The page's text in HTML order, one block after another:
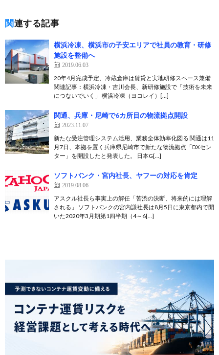
関連する記事
横浜冷凍、横浜市の子安エリアで社員の教育・研修
施設を整備へ
2019.06.03
20年4月完成予定、冷蔵倉庫は賃貸と実地研修スペース兼備
関連記事：横浜冷凍・吉川会長、新研修施設で「技術を未来
につないでいく」 横浜冷凍（ヨコレイ）[…]
関通、兵庫・尼崎で6カ所目の物流拠点開設
2023.11.07
新たな受注管理システム活用、業務全体効率化図る 関通は11
月7日、本拠を置く兵庫県尼崎市で新たな物流拠点「DXセン
ター」を開設したと発表した。 日本G[…]
ソフトバンク・宮内社長、ヤフーの対応を肯定
2019.08.06
アスクル社長ら事実上の解任「苦渋の決断、将来的には理解
される」 ソフトバンクの宮内謙社長は8月5日に東京都内で開
いた2020年3月期第1四半期（4～6[…]